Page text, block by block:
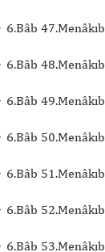
6.Bâb 47.Menâkıb
6.Bâb 48.Menâkıb
6.Bâb 49.Menâkıb
6.Bâb 50.Menâkıb
6.Bâb 51.Menâkıb
6.Bâb 52.Menâkıb
6.Bâb 53.Menâkıb